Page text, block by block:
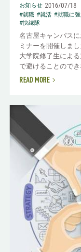
お知らせ 2016/07/18
#就職 #就活 #就職に
#快縁隊
名古屋キャンパス
ミナーを開催しま
大学院修了生によ
で避けることのでき
READ MORE